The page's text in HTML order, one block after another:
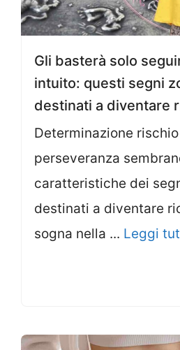
Gli basterà solo
intuito: questi segni
destinati a diventare
Determinazione
perseveranza
caratteristiche dei
destinati a diventare
sogna nella ... Leggi